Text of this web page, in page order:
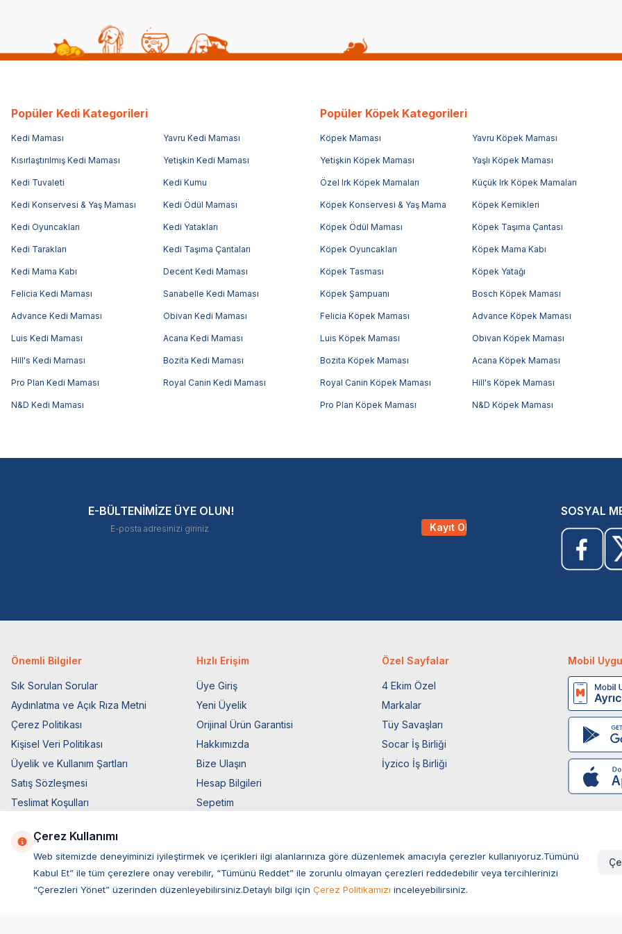
Popüler Kedi Kategorileri
Kedi Maması Yavru Kedi Maması
Kısırlaştırılmış Kedi Maması Yetişkin Kedi Maması
Kedi Tuvaleti Kedi Kumu
Kedi Konservesi & Yaş Maması Kedi Ödül Maması
Kedi Oyuncakları Kedi Yatakları
Kedi Tarakları Kedi Taşıma Çantaları
Kedi Mama Kabı Decent Kedi Maması
Felicia Kedi Maması Sanabelle Kedi Maması
Advance Kedi Maması Obivan Kedi Maması
Luis Kedi Maması Acana Kedi Maması
Hill's Kedi Maması Bozita Kedi Maması
Pro Plan Kedi Maması Royal Canin Kedi Maması
N&D Kedi Maması
Popüler Köpek Kategorileri
Köpek Maması Yavru Köpek Maması
Yetişkin Köpek Maması Yaşlı Köpek Maması
Özel Irk Köpek Mamaları Küçük Irk Köpek Mamaları
Köpek Konservesi & Yaş Mama Köpek Kemikleri
Köpek Ödül Maması Köpek Taşıma Çantası
Köpek Oyuncakları Köpek Mama Kabı
Köpek Tasması Köpek Yatağı
Köpek Şampuanı Bosch Köpek Maması
Felicia Köpek Maması Advance Köpek Maması
Luis Köpek Maması Obivan Köpek Maması
Bozita Köpek Maması Acana Köpek Maması
Royal Canin Köpek Maması Hill's Köpek Maması
Pro Plan Köpek Maması N&D Köpek Maması
E-BÜLTENİMİZE ÜYE OLUN!
Kayıt Ol
SOSYAL
Önemli Bilgiler
Sık Sorulan Sorular
Aydınlatma ve Açık Rıza Metni
Çerez Politikası
Kişisel Veri Politikası
Üyelik ve Kullanım Şartları
Satış Sözleşmesi
Teslimat Koşulları
Elektronik İleti Aydınlatma Metni
Hızlı Erişim
Üye Giriş
Yeni Üyelik
Orijinal Ürün Garantisi
Hakkımızda
Bize Ulaşın
Hesap Bilgileri
Sepetim
Özel Sayfalar
4 Ekim Özel
Markalar
Tüy Savaşları
Socar İş Birliği
İyzico İş Birliği
Mobil
Çerez Kullanımı
Web sitemizde deneyiminizi iyileştirmek ve içerikleri ilgi alanlarınıza göre düzenlemek amacıyla çerezler kullanıyoruz.Tümünü
Kabul Et” ile tüm çerezlere onay verebilir, “Tümünü Reddet” ile zorunlu olmayan çerezleri reddedebilir veya tercihlerinizi
“Çerezleri Yönet” üzerinden düzenleyebilirsiniz.Detaylı bilgi için Çerez Politikamızı inceleyebilirsiniz.